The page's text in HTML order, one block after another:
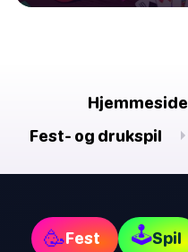
Hjemmeside
Fest- og drukspil
🥳Fest 🕹Spil